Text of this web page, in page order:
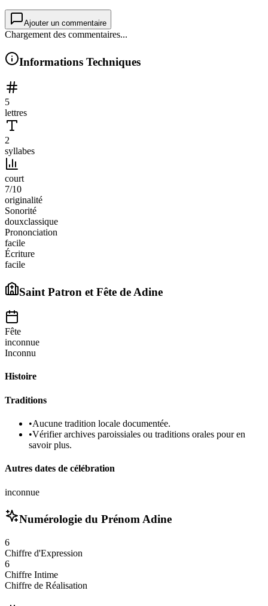
Ajouter un commentaire
Chargement des commentaires...
Informations Techniques
5
lettres
2
syllabes
court
7/10
originalité
Sonorité
douxclassique
Prononciation
facile
Écriture
facile
Saint Patron et Fête de Adine
Fête
inconnue
Inconnu
Histoire
Traditions
•Aucune tradition locale documentée.
•Vérifier archives paroissiales ou traditions orales pour en
savoir plus.
Autres dates de célébration
inconnue
Numérologie du PrénomAdine
6
Chiffre d'Expression
6
Chiffre Intime
Chiffre de Réalisation